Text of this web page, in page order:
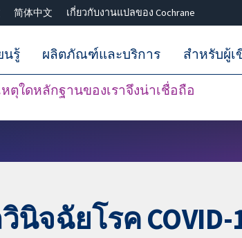
简体中文 เกี่ยวกับงานแปลของ Cochrane
หตุใดหลักฐานของเราจึงน่าเชื่อถือ
นรู้ ผลิตภัณฑ์และบริการ สำหรับผู้เ
จฉัยโรค COVID-